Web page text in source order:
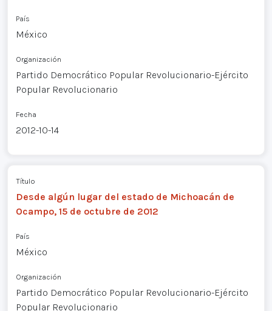
País
México
Organización
Partido Democrático Popular Revolucionario-Ejército
Popular Revolucionario
Fecha
2012-10-14
Título
Desde algún lugar del estado de Michoacán de
Ocampo, 15 de octubre de 2012
País
México
Organización
Partido Democrático Popular Revolucionario-Ejército
Popular Revolucionario